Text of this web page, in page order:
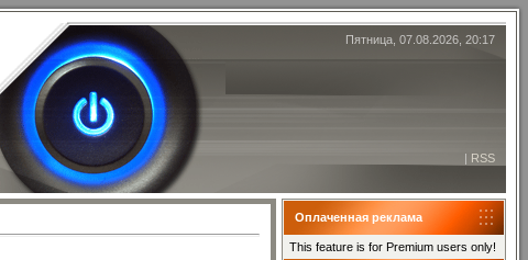
Пятница, 07.08.2026, 20:17
| RSS
Оплаченная реклама
This feature is for Premium users only!